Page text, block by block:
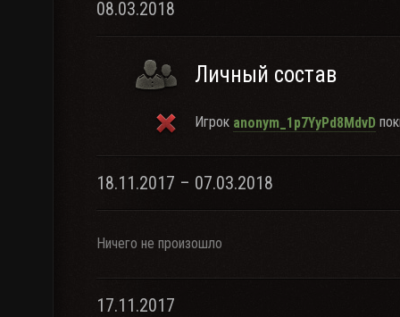
08.03.2018
Личный состав
Игрок anonym_1p7YyPd8MdvD
18.11.2017 – 07.03.2018
Ничего не произошло
17.11.2017